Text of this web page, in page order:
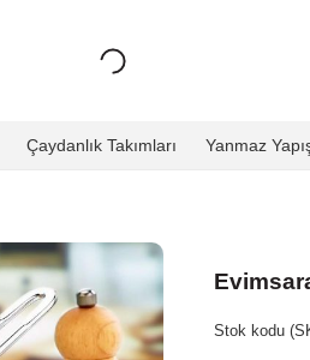
Çaydanlık Takımları Yanmaz
Stok kodu